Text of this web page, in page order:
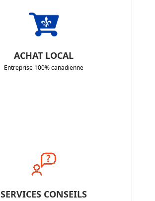
ACHAT LOCAL
Entreprise 100% canadienne
SERVICES CONSEILS